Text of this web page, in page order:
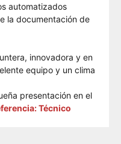
automatizados
la documentación de
innovadora y en
equipo y un clima
presentación en el
Técnico